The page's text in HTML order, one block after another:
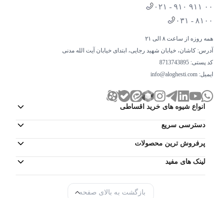
۰۲۱ - ۹۱۰ ۹۱۱ ۰۰
۰۳۱ - ۸۱۰۰
همه روزه از ساعت ۸ الی ۲۱
آدرس: کاشان، خیابان شهید رجایی، ابتدای خیابان آیت الله مدنی
کد پستی: 8713743895
ایمیل: info@aloghesti.com
انواع شیوه های خرید اقساطی
دسترسی سریع
پرفروش ترین محصولات
لینک های مفید
بازگشت به بالای صفحه